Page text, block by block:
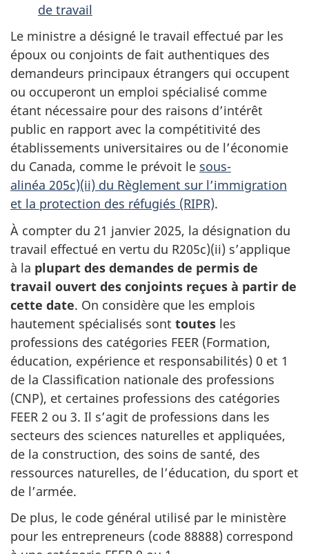
de travail
Le ministre a désigné le travail effectué par les
époux ou conjoints de fait authentiques des
demandeurs principaux étrangers qui occupent
ou occuperont un emploi spécialisé comme
étant nécessaire pour des raisons d’intérêt
public en rapport avec la compétitivité des
établissements universitaires ou de l’économie
du Canada, comme le prévoit le sous-
alinéa 205c)(ii) du Règlement sur l’immigration
et la protection des réfugiés (RIPR).
À compter du 21 janvier 2025, la désignation du
travail effectué en vertu du R205c)(ii) s’applique
à la plupart des demandes de permis de
travail ouvert des conjoints reçues à partir de
cette date. On considère que les emplois
hautement spécialisés sont toutes les
professions des catégories FEER (Formation,
éducation, expérience et responsabilités) 0 et 1
de la Classification nationale des professions
(CNP), et certaines professions des catégories
FEER 2 ou 3. Il s’agit de professions dans les
secteurs des sciences naturelles et appliquées,
de la construction, des soins de santé, des
ressources naturelles, de l’éducation, du sport et
de l’armée.
De plus, le code général utilisé par le ministère
pour les entrepreneurs (code 88888) correspond